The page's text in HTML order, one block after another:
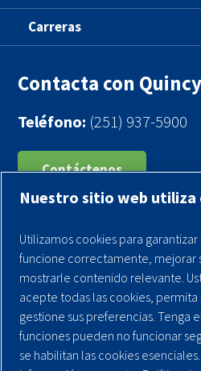
Carreras
Contacta con
Teléfono: (251) 937-5900
Contáctenos
Aviso legal
Garantías
Política de privacidad
Términos y Condiciones
Mapa del sitio
Nuestro sitio web utiliza
Utilizamos cookies para
funcione correctamente, mejorar
mostrarle contenido relevante.
acepte todas las cookies, permita
gestione sus preferencias. Tenga
funciones pueden no funcionar
se habilitan las cookies esenciales.